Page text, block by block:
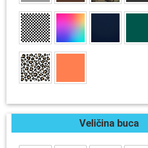
Veličina buca